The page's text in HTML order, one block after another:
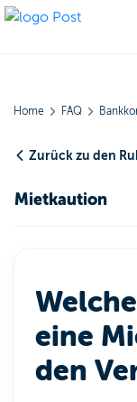
Home FAQ
Zurück zu den
Mietkaution
eine
den